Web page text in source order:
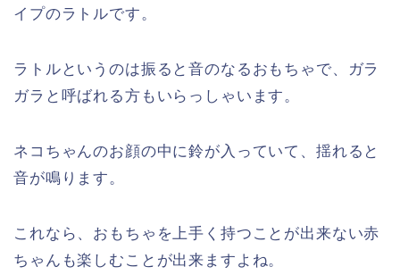
イプのラトルです。
ラトルというのは振ると音のなるおもちゃで、ガラ
ガラと呼ばれる方もいらっしゃいます。
ネコちゃんのお顔の中に鈴が入っていて、揺れると
音が鳴ります。
これなら、おもちゃを上手く持つことが出来ない赤
ちゃんも楽しむことが出来ますよね。